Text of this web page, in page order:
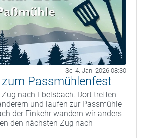
So. 4. Jan. 2026 08:30
Passmühlenfest
nach Ebelsbach. Dort treffen
und laufen zur Passmühle
der Einkehr wandern wir anders
den nächsten Zug nach